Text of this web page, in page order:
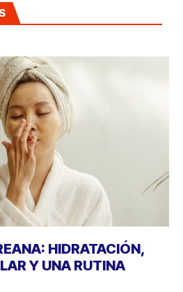
HIDRATACIÓN,
Y UNA RUTINA